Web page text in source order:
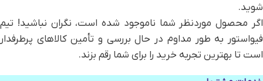
شوید.
اگر محصول موردنظر شما ناموجود شده است، نگران نباشید! تیم
فیواستور به طور مداوم در حال بررسی و تأمین کالاهای پرطرفدار
است تا بهترین تجربه خرید را برای شما رقم بزند.